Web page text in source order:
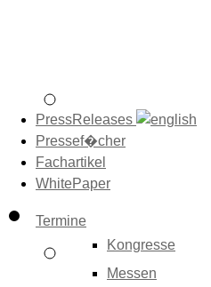
PressReleases
Pressef�cher
Fachartikel
WhitePaper
Termine
Kongresse
Messen